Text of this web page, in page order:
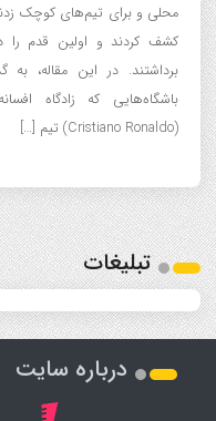
محلی و برای تیم‌های کوچک
کشف کردند و اولین قدم را
برداشتند. در این مقاله،
(Cristiano Ronaldo) تیم […]
تبلیغات
درباره سایت